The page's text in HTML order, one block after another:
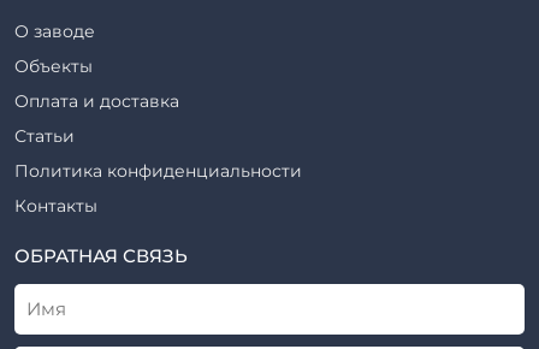
Фермы железобетонные
Фундаментные блоки
Фундаменты железобетонные
Шахты лифтов железобетонные
Шпалы железобетонные
Элементы благоустройства
Трубы асбоцементные
Приставки железобетонные (пасынки) Серия 3.407-57 и
ГОСТ 14295-75
Серия
ТП
ТПР
Шифр
Рабочие чертежи
ВСН
ТУ
Альбом
О заводе
Объекты
Оплата и доставка
Статьи
Политика конфиденциальности
Контакты
ОБРАТНАЯ СВЯЗЬ